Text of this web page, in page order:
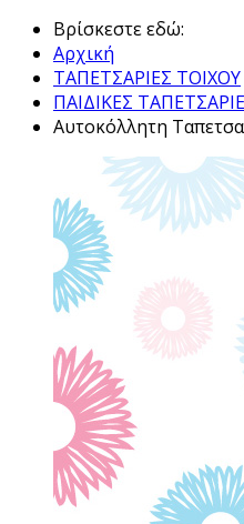
Βρίσκεστε εδώ:
Αρχική
ΤΑΠΕΤΣΑΡΙΕΣ ΤΟΙΧΟΥ
ΠΑΙΔΙΚΕΣ
Αυτοκόλλητη